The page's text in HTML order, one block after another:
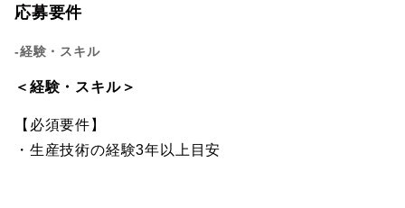
応募要件
-経験・スキル
＜経験・スキル＞
【必須要件】
・生産技術の経験3年以上目安